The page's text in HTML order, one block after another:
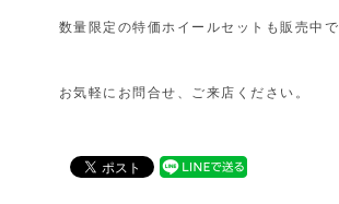
数量限定の特価ホイールセットも販売中
お気軽にお問合せ、ご来店ください。